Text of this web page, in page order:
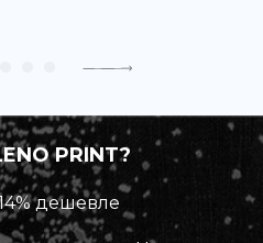
PRINT?
дешевле